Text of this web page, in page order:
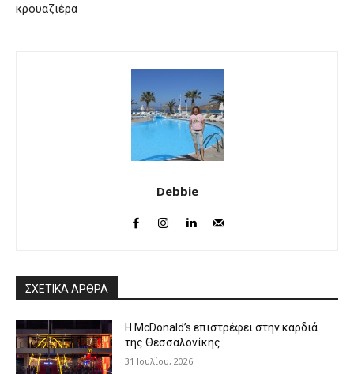
κρουαζιέρα
Debbie
ΣΧΕΤΙΚΑ ΑΡΘΡΑ
Η McDonald’s επιστρέφει στην καρδιά
της Θεσσαλονίκης
31 Ιουλίου, 2026